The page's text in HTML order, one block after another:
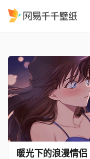
暖光下的浪漫情侣